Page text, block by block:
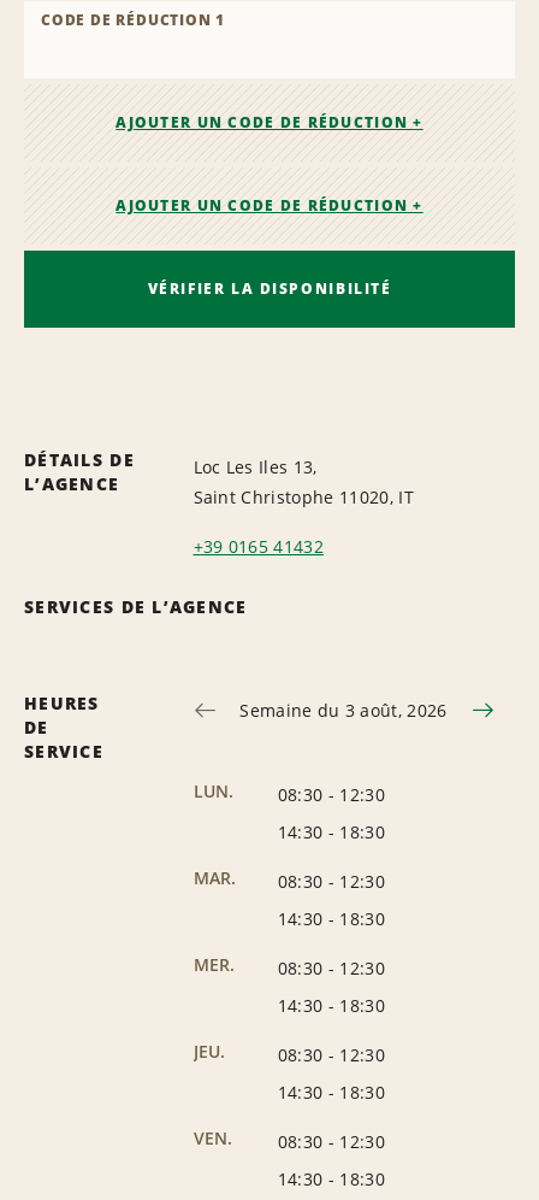
CODE DE RÉDUCTION 1
AJOUTER UN CODE DE RÉDUCTION +
AJOUTER UN CODE DE RÉDUCTION +
VÉRIFIER LA DISPONIBILITÉ
DÉTAILS DE
L’AGENCE
Loc Les Iles 13,
Saint Christophe 11020, IT
+39 0165 41432
SERVICES DE L’AGENCE
HEURES
DE
SERVICE
Semaine du 3 août, 2026
LUN. 08:30 - 12:30
14:30 - 18:30
MAR.
08:30 - 12:30
14:30 - 18:30
MER.
08:30 - 12:30
14:30 - 18:30
JEU.
08:30 - 12:30
14:30 - 18:30
VEN.
08:30 - 12:30
14:30 - 18:30